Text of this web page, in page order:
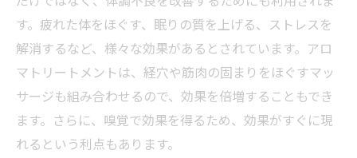
す。疲れた体をほぐす、眠りの質を上げる、ストレスを
解消するなど、様々な効果があるとされています。アロ
マトリートメントは、経穴や筋肉の固まりをほぐすマッ
サージも組み合わせるので、効果を倍増することもでき
ます。さらに、嗅覚で効果を得るため、効果がすぐに現
れるという利点もあります。